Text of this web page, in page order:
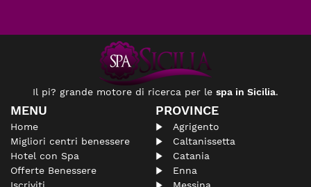
Il pi? grande motore di ricerca per le spa in Sicilia.
MENU
Home
Migliori centri benessere
Hotel con Spa
Offerte Benessere
PROVINCE
Agrigento
Caltanissetta
Catania
Enna